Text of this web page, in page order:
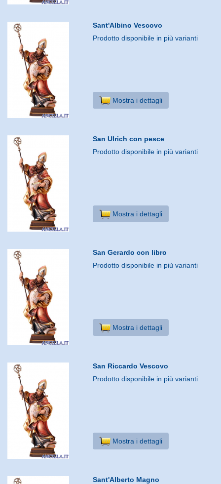
Sant'Albino Vescovo
Prodotto disponibile in più varianti
Mostra i dettagli
San Ulrich con pesce
Prodotto disponibile in più varianti
Mostra i dettagli
San Gerardo con libro
Prodotto disponibile in più varianti
Mostra i dettagli
San Riccardo Vescovo
Prodotto disponibile in più varianti
Mostra i dettagli
Sant'Alberto Magno